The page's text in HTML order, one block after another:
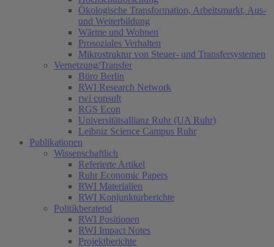
Ökologische Transformation, Arbeitsmarkt, Aus-
und Weiterbildung
Wärme und Wohnen
Prosoziales Verhalten
Mikrostruktur von Steuer- und Transfersystemen
Vernetzung/Transfer
Büro Berlin
RWI Research Network
rwi consult
RGS Econ
Universitätsallianz Ruhr (UA Ruhr)
Leibniz Science Campus Ruhr
Publikationen
Wissenschaftlich
Referierte Artikel
Ruhr Economic Papers
RWI Materialien
RWI Konjunkturberichte
Politikberatend
RWI Positionen
RWI Impact Notes
Projektberichte